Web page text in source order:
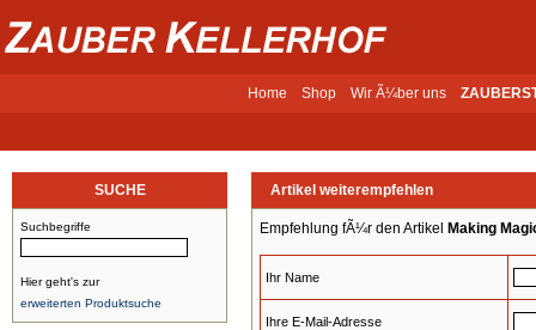
Home Shop Wir Ã¼ber uns
SUCHE
Suchbegriffe
Hier geht's zur
erweiterten Produktsuche
Artikel weiterempfehlen
Empfehlung fÃ¼r den Artikel Making
Ihr Name
Ihre E-Mail-Adresse